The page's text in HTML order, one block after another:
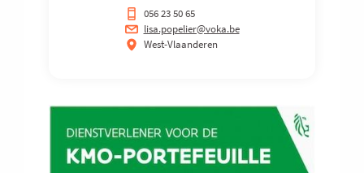
056 23 50 65
lisa.popelier@voka.be
West-Vlaanderen